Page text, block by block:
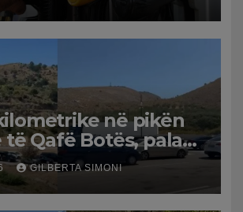
në Lindjen e
naftën
në vend
në pikën
Qafë Botës, pala
defekt në
mbeten të
GILBERTA SIMONI